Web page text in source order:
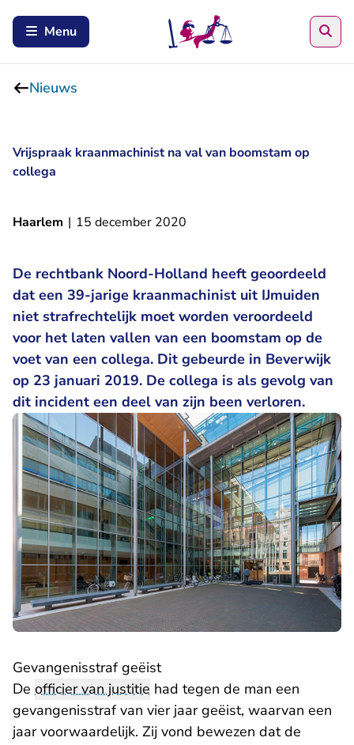
Menu
Nieuws
Vrijspraak kraanmachinist na val van boomstam op
collega
Haarlem | 15 december 2020
De rechtbank Noord-Holland heeft geoordeeld
dat een 39-jarige kraanmachinist uit IJmuiden
niet strafrechtelijk moet worden veroordeeld
voor het laten vallen van een boomstam op de
voet van een collega. Dit gebeurde in Beverwijk
op 23 januari 2019. De collega is als gevolg van
dit incident een deel van zijn been verloren.
Gevangenisstraf geëist
De officier van justitie had tegen de man een
gevangenisstraf van vier jaar geëist, waarvan een
jaar voorwaardelijk. Zij vond bewezen dat de